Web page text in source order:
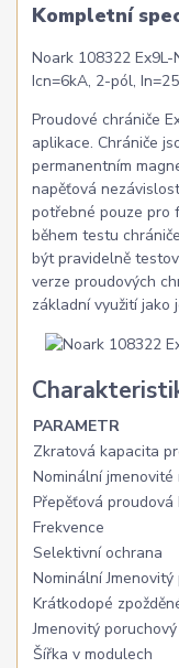
Kompletní
Noark 108322
Icn=6kA, 2-pól,
Proudové chrániče
aplikace. Chrániče
permanentním
napěťová
potřebné pouze pro
během testu
být pravidelně
verze proudových
základní využití jako
PARAMETR
Zkratová kapacita
Nominální jmenovité
Přepěťová proudová
Frekvence
Selektivní ochrana
Nominální Jmenovitý
Krátkodopé
Jmenovitý
Šířka v modulech